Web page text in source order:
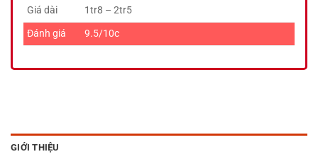
Giá dài
1tr8 – 2tr5
Đánh giá
9.5/10c
GIỚI THIỆU